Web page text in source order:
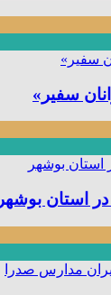
سفیر»
استان بوشهر